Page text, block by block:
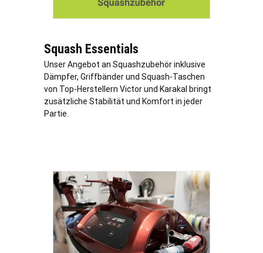
Squash Essentials
Unser Angebot an Squashzubehör inklusive
Dämpfer, Griffbänder und Squash-Taschen
von Top-Herstellern Victor und Karakal bringt
zusätzliche Stabilität und Komfort in jeder
Partie.